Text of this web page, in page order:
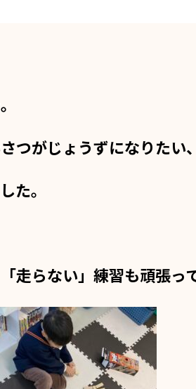
つがじょうずになりたい
た。
走らない」練習も頑張っ